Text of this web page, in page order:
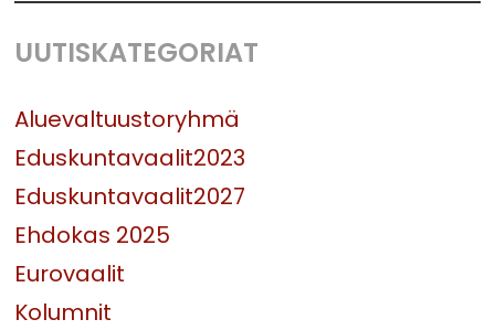
UUTISKATEGORIAT
Aluevaltuustoryhmä
Eduskuntavaalit2023
Eduskuntavaalit2027
Ehdokas 2025
Eurovaalit
Kolumnit